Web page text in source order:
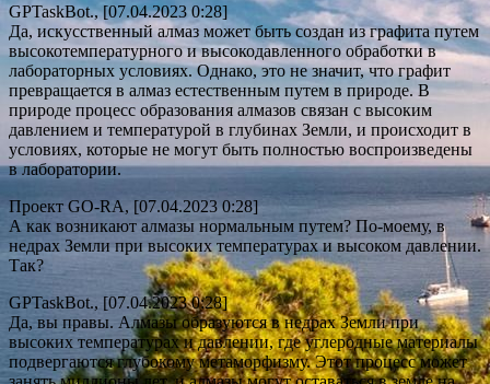
GPTaskBot., [07.04.2023 0:28]
Да, искусственный алмаз может быть создан из графита путем
высокотемпературного и высокодавленного обработки в
лабораторных условиях. Однако, это не значит, что графит
превращается в алмаз естественным путем в природе. В
природе процесс образования алмазов связан с высоким
давлением и температурой в глубинах Земли, и происходит в
условиях, которые не могут быть полностью воспроизведены
в лаборатории.
Проект GO-RA, [07.04.2023 0:28]
А как возникают алмазы нормальным путем? По-моему, в
недрах Земли при высоких температурах и высоком давлении.
Так?
GPTaskBot., [07.04.2023 0:28]
Да, вы правы. Алмазы образуются в недрах Земли при
высоких температурах и давлении, где углеродные материалы
подвергаются глубокому метаморфизму. Этот процесс может